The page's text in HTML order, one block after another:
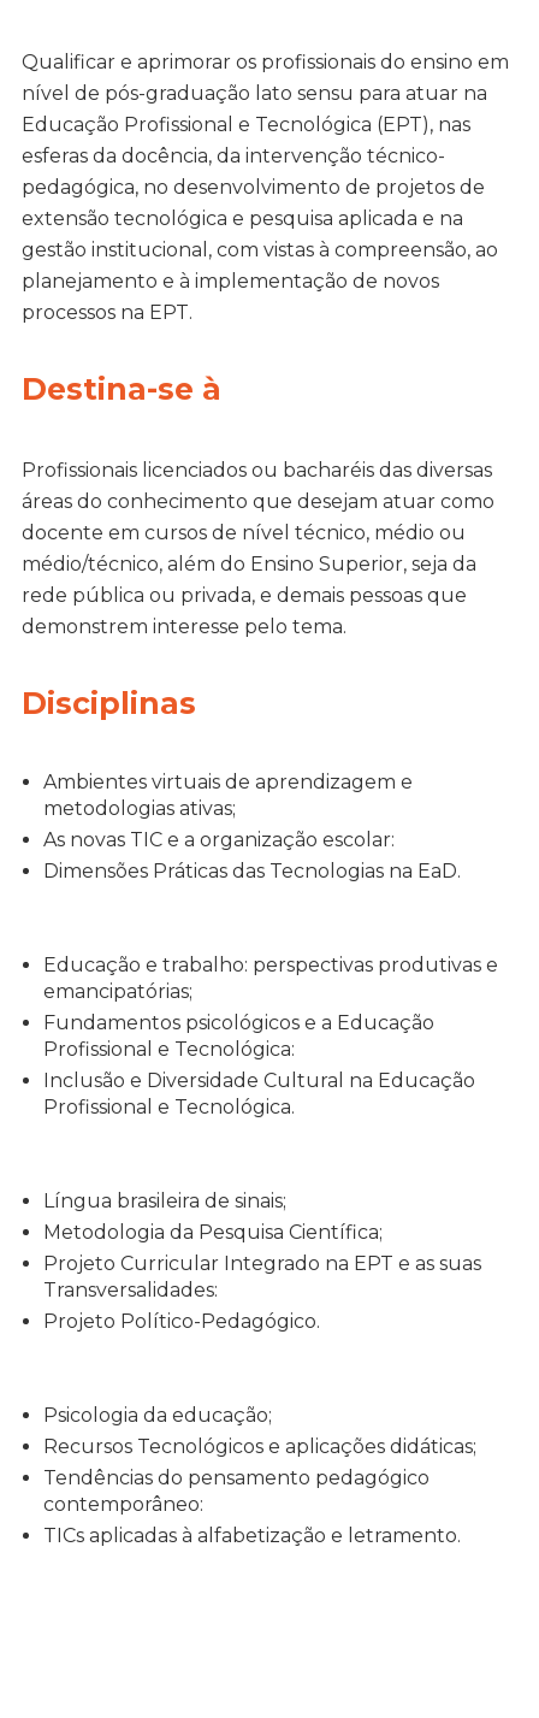
Qualificar e aprimorar os profissionais do ensino em
nível de pós-graduação lato sensu para atuar na
Educação Profissional e Tecnológica (EPT), nas
esferas da docência, da intervenção técnico-
pedagógica, no desenvolvimento de projetos de
extensão tecnológica e pesquisa aplicada e na
gestão institucional, com vistas à compreensão, ao
planejamento e à implementação de novos
processos na EPT.
Destina-se à
Profissionais licenciados ou bacharéis das diversas
áreas do conhecimento que desejam atuar como
docente em cursos de nível técnico, médio ou
médio/técnico, além do Ensino Superior, seja da
rede pública ou privada, e demais pessoas que
demonstrem interesse pelo tema.
Disciplinas
Ambientes virtuais de aprendizagem e
metodologias ativas;
As novas TIC e a organização escolar:
Dimensões Práticas das Tecnologias na EaD.
Educação e trabalho: perspectivas produtivas e
emancipatórias;
Fundamentos psicológicos e a Educação
Profissional e Tecnológica:
Inclusão e Diversidade Cultural na Educação
Profissional e Tecnológica.
Língua brasileira de sinais;
Metodologia da Pesquisa Científica;
Projeto Curricular Integrado na EPT e as suas
Transversalidades:
Projeto Político-Pedagógico.
Psicologia da educação;
Recursos Tecnológicos e aplicações didáticas;
Tendências do pensamento pedagógico
contemporâneo:
TICs aplicadas à alfabetização e letramento.